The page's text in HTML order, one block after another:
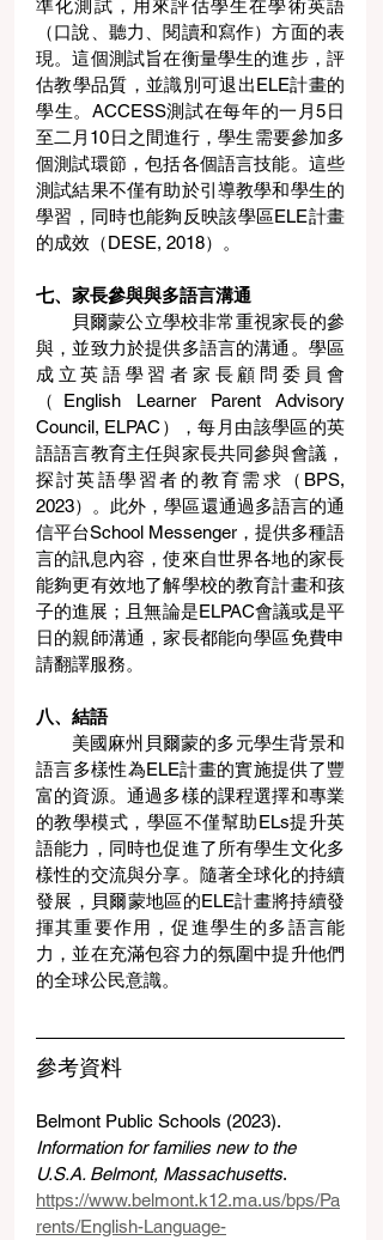
準化測試，用來評估學生在學術英語
（口說、聽力、閱讀和寫作）方面的表
現。這個測試旨在衡量學生的進步，評
估教學品質，並識別可退出ELE計畫的
學生。ACCESS測試在每年的一月5日
至二月10日之間進行，學生需要參加多
個測試環節，包括各個語言技能。這些
測試結果不僅有助於引導教學和學生的
學習，同時也能夠反映該學區ELE計畫
的成效（DESE, 2018）。
七、家長參與與多語言溝通
貝爾蒙公立學校非常重視家長的參
與，並致力於提供多語言的溝通。學區
成立英語學習者家長顧問委員會
（English Learner Parent Advisory
Council, ELPAC），每月由該學區的英
語語言教育主任與家長共同參與會議，
探討英語學習者的教育需求（BPS,
2023）。此外，學區還通過多語言的通
信平台School Messenger，提供多種語
言的訊息內容，使來自世界各地的家長
能夠更有效地了解學校的教育計畫和孩
子的進展；且無論是ELPAC會議或是平
日的親師溝通，家長都能向學區免費申
請翻譯服務。
八、結語
美國麻州貝爾蒙的多元學生背景和
語言多樣性為ELE計畫的實施提供了豐
富的資源。通過多樣的課程選擇和專業
的教學模式，學區不僅幫助ELs提升英
語能力，同時也促進了所有學生文化多
樣性的交流與分享。隨著全球化的持續
發展，貝爾蒙地區的ELE計畫將持續發
揮其重要作用，促進學生的多語言能
力，並在充滿包容力的氛圍中提升他們
的全球公民意識。
參考資料
Belmont Public Schools (2023).
Information for families new to the
U.S.A. Belmont, Massachusetts.
https://www.belmont.k12.ma.us/bps/Pa
rents/English-Language-